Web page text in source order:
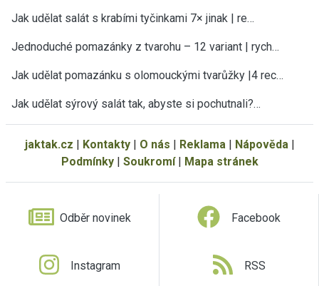
Jak udělat salát s krabími tyčinkami 7× jinak | re…
Jednoduché pomazánky z tvarohu – 12 variant | rych…
Jak udělat pomazánku s olomouckými tvarůžky |4 rec…
Jak udělat sýrový salát tak, abyste si pochutnali?…
jaktak.cz Kontakty| O nás Reklama| Nápověda|
Podmínky| Soukromí| Mapa stránek
Odběr novinek Facebook
Instagram RSS